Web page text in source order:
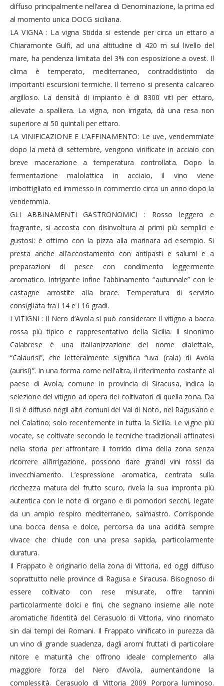
diffuso principalmente nell’area di Denominazione, la prima ed
al momento unica DOCG siciliana.
LA VIGNA : La vigna Stidda si estende per circa un ettaro a
Chiaramonte Gulfi, ad una altitudine di 420 m sul livello del
mare, ha pendenza limitata del 3% con esposizione a ovest. Il
clima è temperato, mediterraneo, contraddistinto da
importanti escursioni termiche. Il terreno si presenta calcareo
argilloso. La densità di impianto è di 8300 viti per ettaro,
allevate a spalliera. La vigna, non irrigata, dà una resa non
superiore ai 50 quintali per ettaro.
LA VINIFICAZIONE E L’AFFINAMENTO: Le uve, vendemmiate
dopo la metà di settembre, vengono vinificate in acciaio con
breve macerazione a temperatura controllata. Dopo la
fermentazione malolattica in acciaio, il vino viene
imbottigliato ed immesso in commercio circa un anno dopo la
vendemmia.
GLI ABBINAMENTI GASTRONOMICI : Rosso leggero e
fragrante, si accosta con disinvoltura ai primi più semplici e
gustosi: è ottimo con la pizza alla marinara ad esempio. Si
presta anche all’accostamento con antipasti e salumi e a
preparazioni di pesce con condimento leggermente
aromatico. Intrigante infine l’abbinamento “autunnale” con le
castagne arrostite alla brace. Temperatura di servizio
consigliata fra i 14 e i 16 gradi.
I VITIGNI : Il Nero d’Avola si può considerare il vitigno a bacca
rossa più tipico e rappresentativo della Sicilia. Il sinonimo
Calabrese è una italianizzazione del nome dialettale,
“Calaurisi”, che letteralmente significa “uva (cala) di Avola
(aurisi)”. In una forma come nell’altra, il riferimento costante al
paese di Avola, comune in provincia di Siracusa, indica la
selezione del vitigno ad opera dei coltivatori di quella zona. Da
lì si è diffuso negli altri comuni del Val di Noto, nel Ragusano e
nel Calatino; solo recentemente in tutta la Sicilia. Le vigne più
vocate, se coltivate secondo le tecniche tradizionali affinatesi
nella storia per affrontare il torrido clima della zona senza
ricorrere all’irrigazione, possono dare grandi vini rossi da
invecchiamento. L’espressione aromatica, centrata sulla
ricchezza matura del frutto scuro, rivela la sua impronta più
autentica con le note di organo e di pomodori secchi, legate
da un ampio respiro mediterraneo, salmastro. Corrisponde
una bocca densa e dolce, percorsa da una acidità sempre
vivace che chiude con una presa sapida, particolarmente
duratura.
Il Frappato è originario della zona di Vittoria, ed oggi diffuso
soprattutto nelle province di Ragusa e Siracusa. Bisognoso di
essere coltivato con rese misurate, offre tannini
particolarmente dolci e fini, che segnano insieme alle note
aromatiche l’identità del Cerasuolo di Vittoria, vino rinomato
sin dai tempi dei Romani. Il Frappato vinificato in purezza dà
un vino di grande suadenza, dagli aromi fruttati di particolare
nitore e maturità che offrono ideale complemento alla
maggiore forza del Nero d’Avola, aumentandone la
complessità. Cerasuolo di Vittoria 2009 Porpora luminoso.